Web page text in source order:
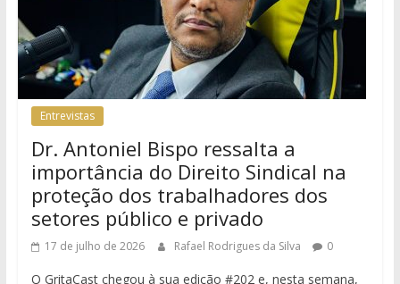
Entrevistas
Dr. Antoniel Bispo ressalta a
importância do Direito Sindical na
proteção dos trabalhadores dos
setores público e privado
17 de julho de 2026 Rafael Rodrigues da Silva 0
O GritaCast chegou à sua edição #202 e, nesta semana,